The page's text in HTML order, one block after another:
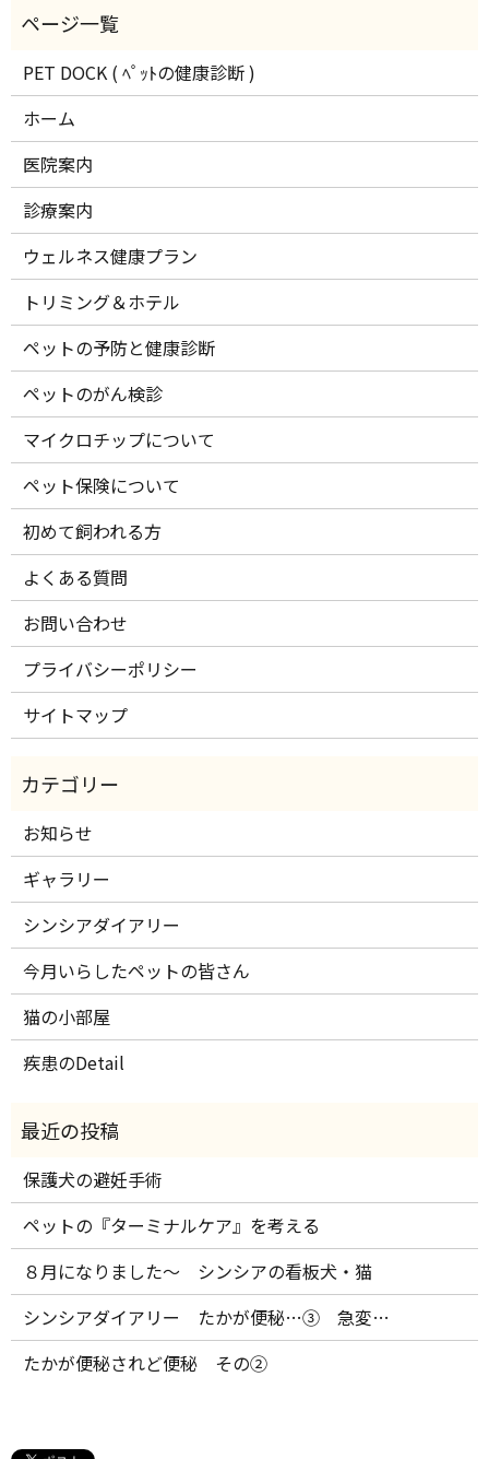
PET DOCK ( ﾍﾟｯﾄの健康診断 )
ホーム
医院案内
診療案内
ウェルネス健康プラン
トリミング＆ホテル
ペットの予防と健康診断
ペットのがん検診
マイクロチップについて
ペット保険について
初めて飼われる方
よくある質問
お問い合わせ
プライバシーポリシー
サイトマップ
お知らせ
ギャラリー
シンシアダイアリー
今月いらしたペットの皆さん
猫の小部屋
疾患のDetail
保護犬の避妊手術
ペットの『ターミナルケア』を考える
８月になりました～ シンシアの看板犬・猫
シンシアダイアリー たかが便秘…③ 急変…
たかが便秘されど便秘 その②